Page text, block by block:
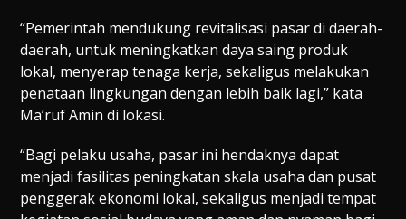
“Pemerintah mendukung revitalisasi pasar di daerah-
daerah, untuk meningkatkan daya saing produk
lokal, menyerap tenaga kerja, sekaligus melakukan
penataan lingkungan dengan lebih baik lagi,” kata
Ma’ruf Amin di lokasi.
“Bagi pelaku usaha, pasar ini hendaknya dapat
menjadi fasilitas peningkatan skala usaha dan pusat
penggerak ekonomi lokal, sekaligus menjadi tempat